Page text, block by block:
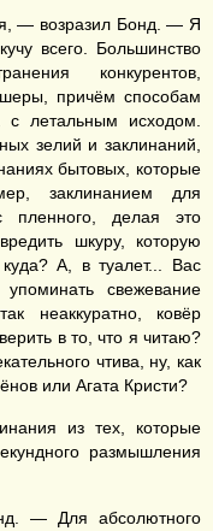
— возразил Бонд. — Я
всего. Большинство
конкурентов,
причём способам
летальным исходом.
зелий и заклинаний,
бытовых, которые
заклинанием для
пленного, делая это
шкуру, которую
А, в туалет... Вас
свежевание
неаккуратно, ковёр
в то, что я читаю?
чтива, ну, как
или Агата Кристи?
из тех, которые
размышления
— Для абсолютного